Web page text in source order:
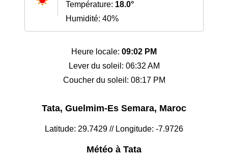
Température: 18.0°
Humidité: 40%
Heure locale: 09:02 PM
Lever du soleil: 06:32 AM
Coucher du soleil: 08:17 PM
Tata, Guelmim-Es Semara, Maroc
Latitude: 29.7429 // Longitude: -7.9726
Météo à Tata